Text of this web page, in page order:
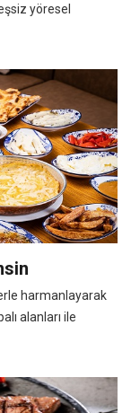
yöresel
harmanlayarak
alanları ile